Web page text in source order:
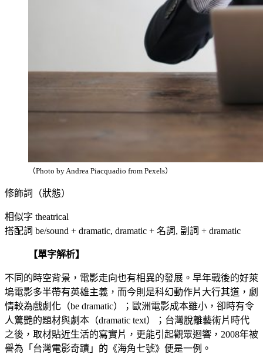
（Photo by Andrea Piacquadio from Pexels）
修飾詞（狀態）
相似字 theatrical
搭配詞 be/sound + dramatic, dramatic + 名詞, 副詞 + dramatic
【單字解析】
不同的時空背景，電影走向也有相異的發展。早年戰後的好萊
塢電影多半帶有英雄主義，而今則是科幻動作片大行其道，劇
情較為戲劇化（be dramatic）；歐洲電影成本雖小，卻時有令
人驚艷的題材與劇本（dramatic text）；台灣脫離藝術片時代
之後，取材貼近生活的寫實片，更能引起觀眾迴響，2008年被
譽為「台灣電影奇蹟」的《海角七號》便是一例。